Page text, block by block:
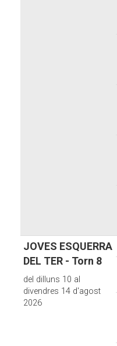
JOVES ESQUERRA
DEL TER - Torn 8
del dilluns 10 al
divendres 14 d'agost
2026